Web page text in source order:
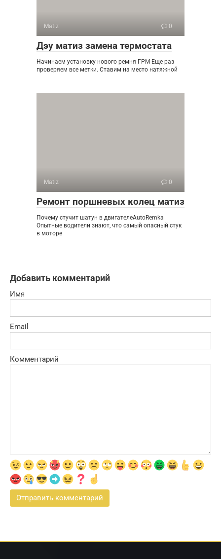
Matiz 0
Дэу матиз замена термостата
Начинаем установку нового ремня ГРМ Еще раз
проверяем все метки. Ставим на место натяжной
Matiz 0
Ремонт поршневых колец матиз
Почему стучит шатун в двигателеAutoRemka
Опытные водители знают, что самый опасный стук
в моторе
Добавить комментарий
Имя
Email
Комментарий